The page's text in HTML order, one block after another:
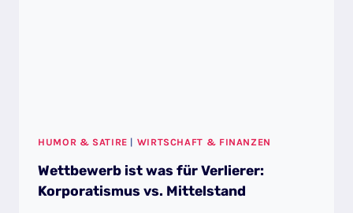
HUMOR & SATIRE | WIRTSCHAFT & FINANZEN
Wettbewerb ist was für Verlierer:
Korporatismus vs. Mittelstand